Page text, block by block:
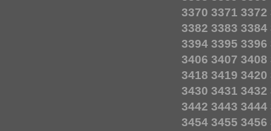
3370 3371 3372
3382 3383 3384
3394 3395 3396
3406 3407 3408
3418 3419 3420
3430 3431 3432
3442 3443 3444
3454 3455 3456